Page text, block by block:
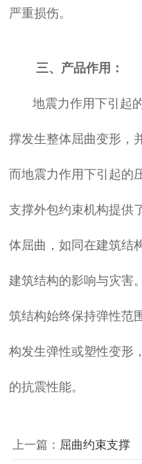
严重损伤。
三、产品作用：
地震力作用下引起
撑发生整体屈曲变形，
而地震力作用下引起的
支撑外包约束机构提供
体屈曲，如同在建筑结
建筑结构的影响与灾害
筑结构始终保持弹性范
构发生弹性或塑性变形
的抗震性能。
上一篇： 屈曲约束支撑